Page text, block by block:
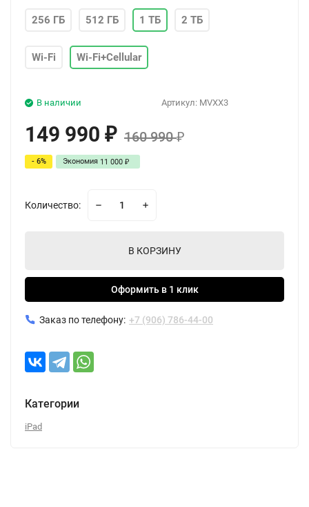
256 ГБ 512 ГБ 1 ТБ 2 ТБ
Wi-Fi Wi-Fi+Cellular
Артикул: MVXX3
В наличии
149 990 ₽ 160 990₽
- 6% Экономия 11 000 ₽
Количество:
В КОРЗИНУ
Оформить в 1 клик
Заказ по телефону: +7 (906) 786-44-00
Категории
iPad